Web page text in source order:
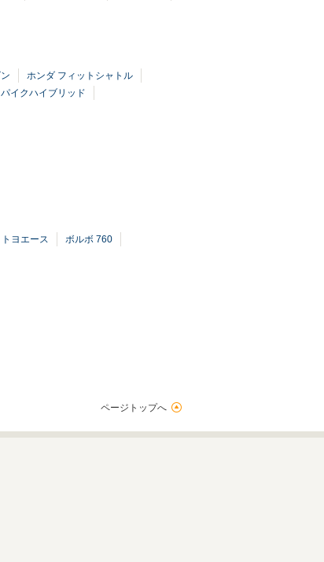
ホンダ フィットシャトル
イクハイブリッド
トヨエース
ボルボ 760
ページトップへ